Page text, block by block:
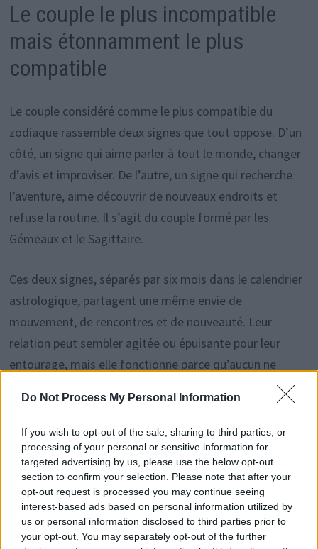
Do Not Process My Personal Information
If you wish to opt-out of the sale, sharing to third parties, or
processing of your personal or sensitive information for
targeted advertising by us, please use the below opt-out
section to confirm your selection. Please note that after your
opt-out request is processed you may continue seeing
interest-based ads based on personal information utilized by
us or personal information disclosed to third parties prior to
your opt-out. You may separately opt-out of the further
Le couple le plus incompatible
mais étonnamment le plus
compatible
Le couple considéré comme le plus compatible du
zodiaque rassemble deux signes que tout oppose. D’un
côté, un signe qui aime parler à tout le monde, changer
d’avis et improviser. De l’autre, un signe qui recherche
l’aventure, aime découvrir de nouveaux endroits et
refuse la routine. Il s’agit du couple formé par les
Gémeaux et le Sagittaire.
Ces deux signes, séparés par six mois dans le calendrier
astrologique, partagent une même envie de
mouvement, de rencontres et de nouveauté. Leur
relation peut sembler agitée ou épuisante pour leur
entourage, mais elle fonctionne parce qu’aucun ne
cherche à freiner l’autre. Ils sont souvent les premiers à
organiser une sortie improvisée un mercredi soir ou à
rester jusqu’au bout d’une soirée d’été.
Les couples qui peinent à durer
En revanche, certains signes ont du mal à s’entendre sur
la durée. Par exemple, le couple Gémeaux et Capricorne